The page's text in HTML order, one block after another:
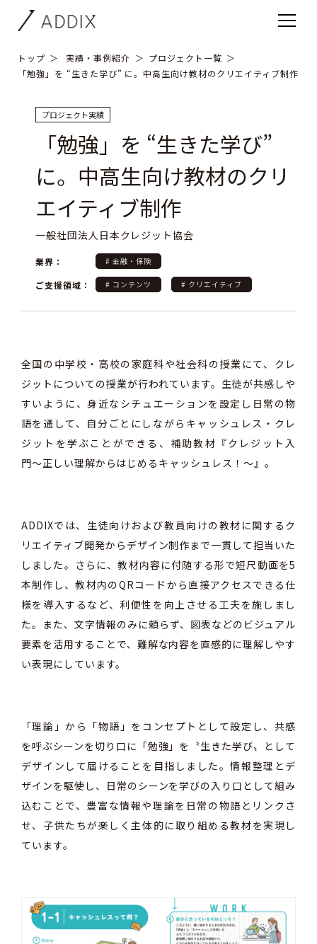
トップ 実績・事例紹介
プロジェクト一覧
「勉強」を “生きた学び” に。中高生向け教材のクリエイティブ制作
プロジェクト実績
「勉強」を “生きた学び”
に。中高生向け教材のクリ
エイティブ制作
一般社団法人日本クレジット協会
業界： # 金融・保険
ご支援領域： # コンテンツ # クリエイティブ
全国の中学校・高校の家庭科や社会科の授業にて、クレ
ジットについての授業が行われています。生徒が共感しや
すいように、身近なシチュエーションを設定し日常の物
語を通して、自分ごとにしながらキャッシュレス・クレ
ジットを学ぶことができる、補助教材『クレジット入
門〜正しい理解からはじめるキャッシュレス！〜』。
ADDIXでは、生徒向けおよび教員向けの教材に関するク
リエイティブ開発からデザイン制作まで一貫して担当いた
しました。さらに、教材内容に付随する形で短尺動画を5
本制作し、教材内のQRコードから直接アクセスできる仕
様を導入するなど、利便性を向上させる工夫を施しまし
た。また、文字情報のみに頼らず、図表などのビジュアル
要素を活用することで、難解な内容を直感的に理解しやす
い表現にしています。
「理論」から「物語」をコンセプトとして設定し、共感
を呼ぶシーンを切り口に「勉強」を〝生きた学び〟として
デザインして届けることを目指しました。情報整理とデ
ザインを駆使し、日常のシーンを学びの入り口として組み
込むことで、豊富な情報や理論を日常の物語とリンクさ
せ、子供たちが楽しく主体的に取り組める教材を実現し
ています。